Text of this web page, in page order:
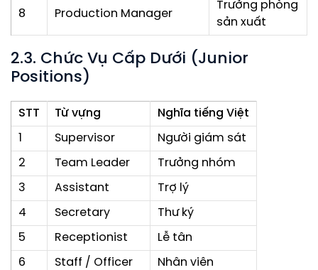
8 Production Manager
Trưởng phòng
sản xuất
2.3. Chức Vụ Cấp Dưới (Junior
Positions)
STT Từ vựng Nghĩa tiếng Việt
1 Supervisor Người giám sát
2 Team Leader Trưởng nhóm
3 Assistant Trợ lý
4 Secretary Thư ký
5 Receptionist Lễ tân
6 Staff / Officer Nhân viên